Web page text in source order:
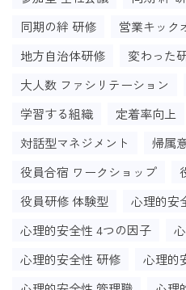
同期の絆 研修
営業キック
地方自治体研修
変わった
大人数 ファシリテーション
学習する組織
定着率向上
対話型マネジメント
帰属
役員合宿 ワークショップ
役員研修 体験型
心理的安
心理的安全性 4つの因子
心理的安全性 研修
心理的